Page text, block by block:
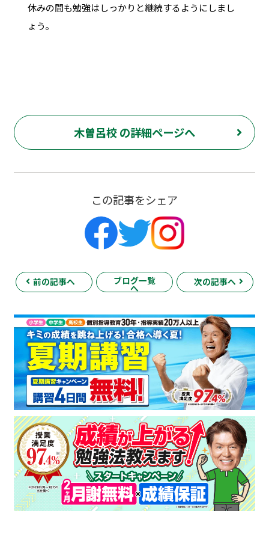
休みの間も勉強はしっかりと継続するようにしまし
ょう。
木曽呂校 の詳細ページへ
この記事をシェア
前の記事へ ブログ一覧
へ
次の記事へ